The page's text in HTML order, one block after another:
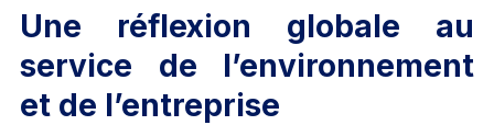
Une réflexion globale au
service de l’environnement
et de l’entreprise